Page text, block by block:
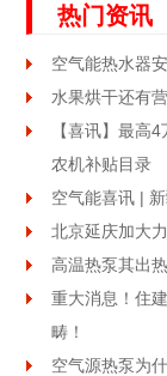
热门资讯
空气能热水器
水果烘干还有
【喜讯】最高
农机补贴目录
空气能喜讯 |
北京延庆加大
高温热泵其出
重大消息！住
畴！
空气源热泵为